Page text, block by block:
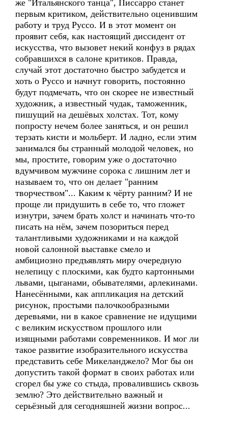
же "Итальянского танца", Писсарро станет
первым критиком, действительно оценившим
работу и труд Руссо. И в этот момент он
проявит себя, как настоящий диссидент от
искусства, что вызовет некий конфуз в рядах
собравшихся в салоне критиков. Правда,
случай этот достаточно быстро забудется и
хоть о Руссо и начнут говорить, постоянно
будут подмечать, что он скорее не известный
художник, а известный чудак, таможенник,
пишущий на дешёвых холстах. Тот, кому
попросту нечем более заняться, и он решил
терзать кисти и мольберт. И ладно, если этим
занимался бы странный молодой человек, но
мы, простите, говорим уже о достаточно
вдумчивом мужчине сорока с лишним лет и
называем то, что он делает "ранним
творчеством"... Каким к чёрту ранним? И не
проще ли придушить в себе то, что гложет
изнутри, зачем брать холст и начинать что-то
писать на нём, зачем позориться перед
талантливыми художниками и на каждой
новой салонной выставке смело и
амбициозно предъявлять миру очередную
нелепицу с плоскими, как будто картонными
львами, цыганами, обывателями, арлекинами.
Нанесёнными, как аппликация на детский
рисунок, простыми палочкообразными
деревьями, ни в какое сравнение не идущими
с великим искусством прошлого или
изящными работами современников. И мог ли
такое развитие изобразительного искусства
представить себе Микеланджело? Мог бы он
допустить такой формат в своих работах или
сгорел бы уже со стыда, провалившись сквозь
землю? Это действительно важный и
серьёзный для сегодняшней жизни вопрос...